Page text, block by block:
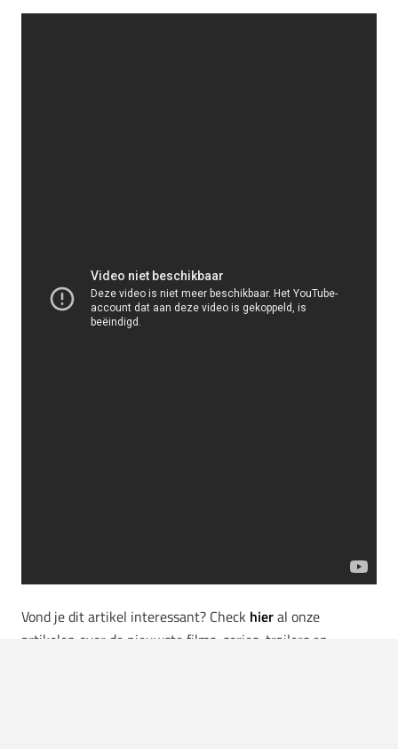
Vond je dit artikel interessant? Check hieral onze
artikelen over de nieuwste films, series, trailers en